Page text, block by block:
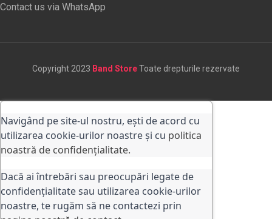
Contact us via WhatsApp
Copyright 2023 Band StoreToate drepturile rezervate
Navigând pe site-ul nostru, ești de acord cu
utilizarea cookie-urilor noastre și cu politica
noastră de confidențialitate.
Dacă ai întrebări sau preocupări legate de
confidențialitate sau utilizarea cookie-urilor
noastre, te rugăm să ne contactezi prin